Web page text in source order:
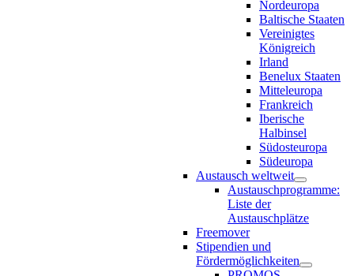
Nordeuropa
Baltische Staaten
Vereinigtes
Königreich
Irland
Benelux Staaten
Mitteleuropa
Frankreich
Iberische
Halbinsel
Südosteuropa
Südeuropa
Austausch weltweit
Austauschprogramme:
Liste der
Austauschplätze
Freemover
Stipendien und
Fördermöglichkeiten